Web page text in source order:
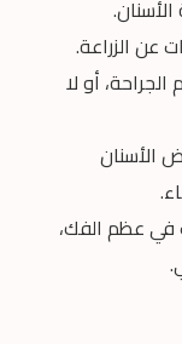
عن الزراعة.
أو لا
الأسنان
في عظم الفك،